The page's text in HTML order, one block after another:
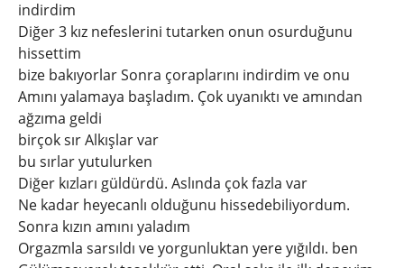
indirdim
Diğer 3 kız nefeslerini tutarken onun osurduğunu
hissettim
bize bakıyorlar Sonra çoraplarını indirdim ve onu
Amını yalamaya başladım. Çok uyanıktı ve amından
ağzıma geldi
birçok sır Alkışlar var
bu sırlar yutulurken
Diğer kızları güldürdü. Aslında çok fazla var
Ne kadar heyecanlı olduğunu hissedebiliyordum.
Sonra kızın amını yaladım
Orgazmla sarsıldı ve yorgunluktan yere yığıldı. ben